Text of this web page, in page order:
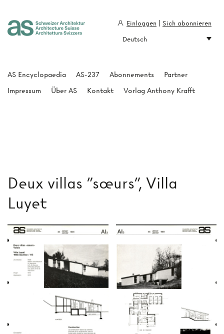
Deux villas "sœurs", Villa
Luyet
AS Encyclopaedia AS-237 Abonnements
Partner
Impressum
Über AS Kontakt Vorlag Anthony Krafft
Einloggen
Sich abonnieren
Deutsch